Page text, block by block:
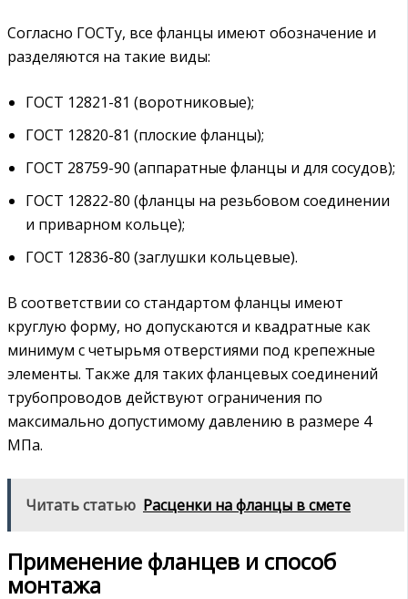
Согласно ГОСТу, все фланцы имеют обозначение и
разделяются на такие виды:
ГОСТ 12821-81 (воротниковые);
ГОСТ 12820-81 (плоские фланцы);
ГОСТ 28759-90 (аппаратные фланцы и для сосудов);
ГОСТ 12822-80 (фланцы на резьбовом соединении
и приварном кольце);
ГОСТ 12836-80 (заглушки кольцевые).
В соответствии со стандартом фланцы имеют
круглую форму, но допускаются и квадратные как
минимум с четырьмя отверстиями под крепежные
элементы. Также для таких фланцевых соединений
трубопроводов действуют ограничения по
максимально допустимому давлению в размере 4
МПа.
Читать статью Расценки на фланцы в смете
Применение фланцев и способ
монтажа